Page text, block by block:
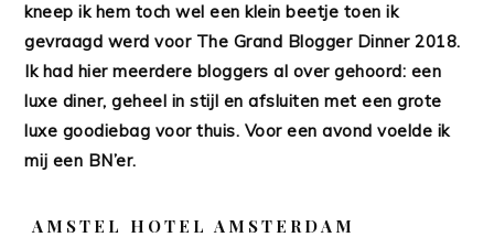
kneep ik hem toch wel een klein beetje toen ik
gevraagd werd voor The Grand Blogger Dinner 2018.
Ik had hier meerdere bloggers al over gehoord: een
luxe diner, geheel in stijl en afsluiten met een grote
luxe goodiebag voor thuis. Voor een avond voelde ik
mij een BN’er.
AMSTEL HOTEL AMSTERDAM